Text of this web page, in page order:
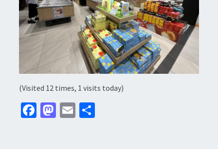
(Visited 12 times, 1 visits today)
Fa M E